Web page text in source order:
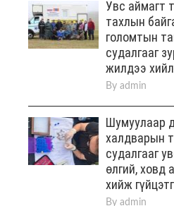
Увс аймагт
тахлын
голомтын
судалгааг
жилдээ
By admin
Шумуулаар
халдварын
судалгааг
өлгий, ховд
хийж